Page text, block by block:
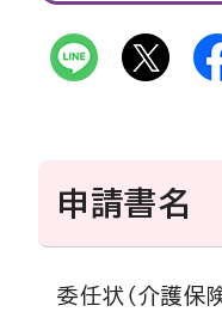
申請書名
委任状（介護保